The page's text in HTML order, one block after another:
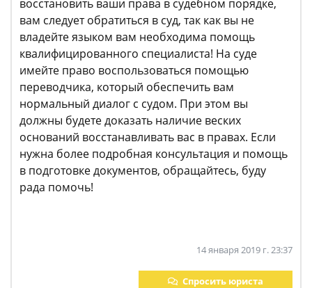
восстановить ваши права в судебном порядке,
вам следует обратиться в суд, так как вы не
владейте языком вам необходима помощь
квалифицированного специалиста! На суде
имейте право воспользоваться помощью
переводчика, который обеспечить вам
нормальный диалог с судом. При этом вы
должны будете доказать наличие веских
оснований восстанавливать вас в правах. Если
нужна более подробная консультация и помощь
в подготовке документов, обращайтесь, буду
рада помочь!
14 января 2019 г. 23:37
Спросить юриста